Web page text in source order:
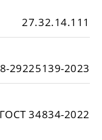
27.32.14.111
29225139-2023
ГОСТ 34834-2022